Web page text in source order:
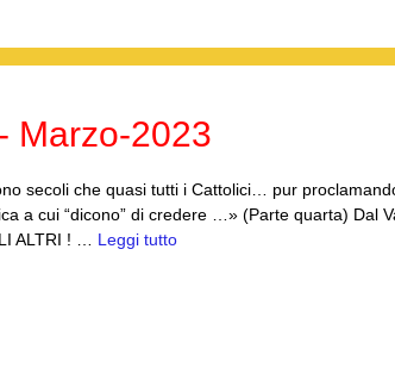
Marzo-2023
secoli che quasi tutti i Cattolici… pur
a cui “dicono” di credere …» (Parte quarta) Dal
ALTRI ! … Leggi tutto